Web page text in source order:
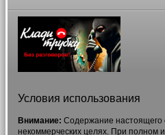
Условия использования
Внимание: Содержание настоящего
некоммерческих целях. При полном